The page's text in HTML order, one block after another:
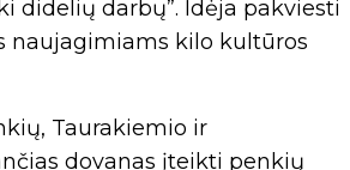
didelių darbų”. Idėja pakviesti
naujagimiams kilo kultūros
Taurakiemio ir
dovanas įteikti penkių